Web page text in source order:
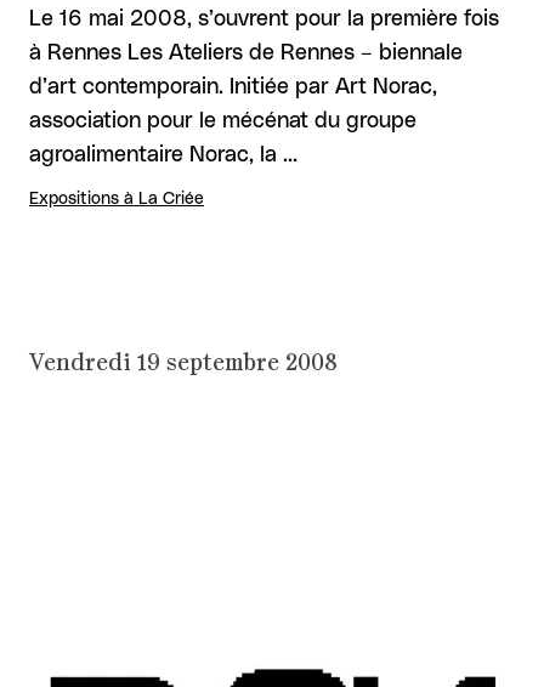
Le 16 mai 2008, s’ouvrent pour la première fois
à Rennes Les Ateliers de Rennes – biennale
d’art contemporain. Initiée par Art Norac,
association pour le mécénat du groupe
agroalimentaire Norac, la …
Expositions à La Criée
Vendredi 19 septembre 2008